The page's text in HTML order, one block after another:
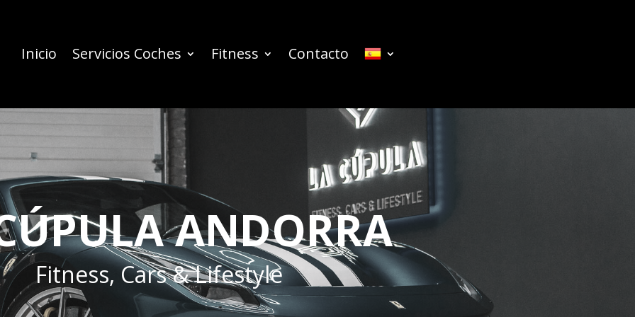
Inicio Servicios Coches Fitness Contacto
ANDORRA
Fitness, Cars & Lifestyle